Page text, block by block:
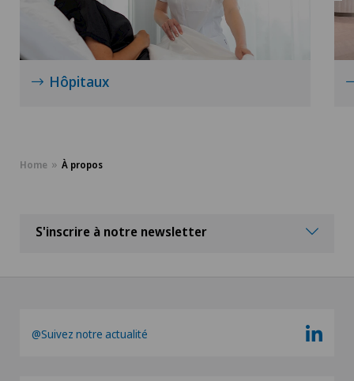
Hôpitaux
Home À propos
S'inscrire à notre newsletter
@Suivez notre actualité